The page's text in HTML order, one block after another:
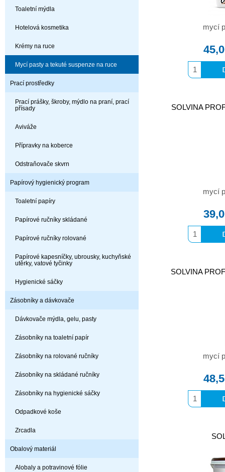
Toaletní mýdla
Hotelová kosmetika
Krémy na ruce
Mycí pasty a tekuté suspenze na ruce
Prací prostředky
Prací prášky, škroby, mýdlo na praní, prací
přísady
Aviváže
Přípravky na koberce
Odstraňovače skvrn
Papírový hygienický program
Toaletní papíry
Papírové ručníky skládané
Papírové ručníky rolované
Papírové kapesníčky, ubrousky, kuchyňské
utěrky, vatové tyčinky
Hygienické sáčky
Zásobníky a dávkovače
Dávkovače mýdla, gelu, pasty
Zásobníky na toaletní papír
Zásobníky na rolované ručníky
Zásobníky na skládané ručníky
Zásobníky na hygienické sáčky
Odpadkové koše
Zrcadla
Obalový materiál
Alobaly a potravinové fólie
mycí
SOLVINA
mycí
SOLVINA
mycí